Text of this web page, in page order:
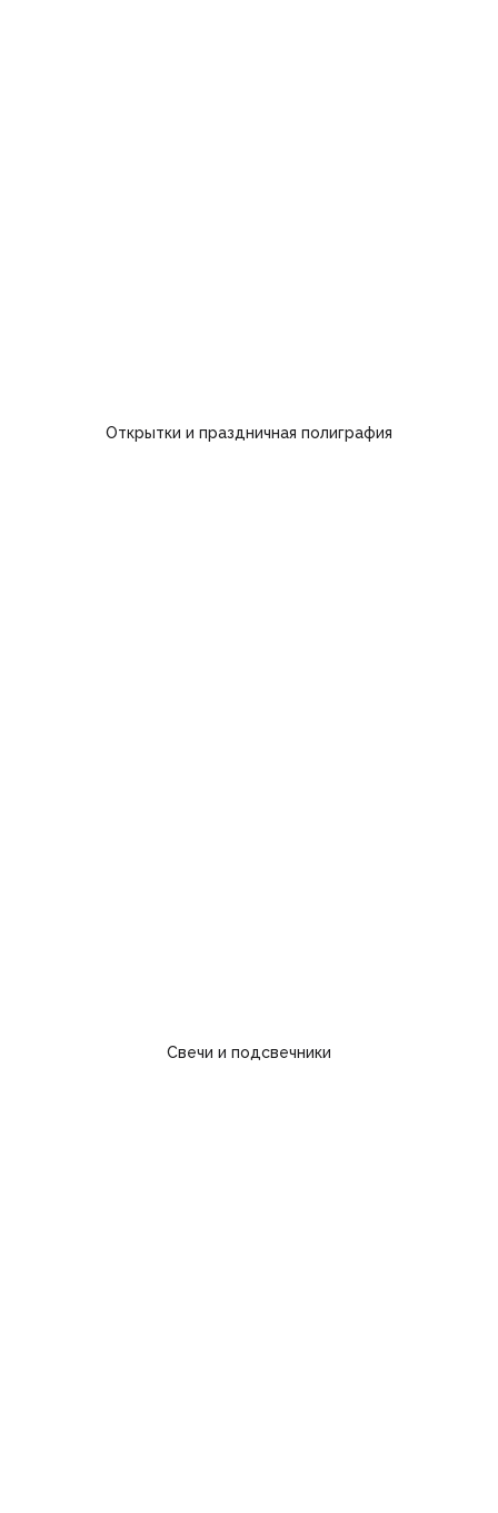
Открытки и праздничная полиграфия
Свечи и подсвечники